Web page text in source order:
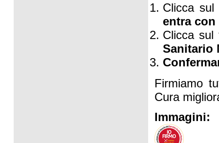
Clicca
entra con
Clicca sul
Sanitario
Firmiamo
Cura
Immagini: